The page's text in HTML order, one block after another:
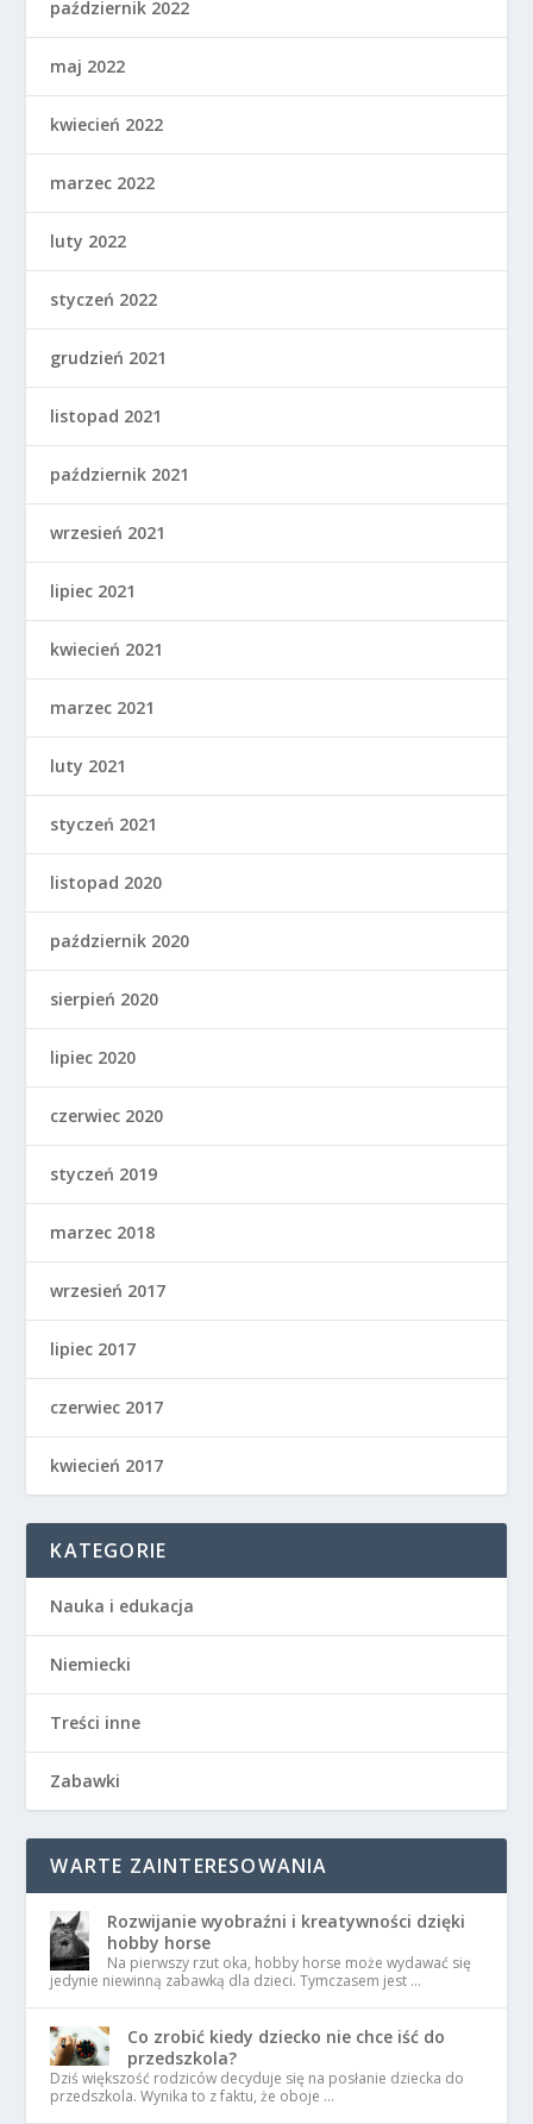
październik 2022
maj 2022
kwiecień 2022
marzec 2022
luty 2022
styczeń 2022
grudzień 2021
listopad 2021
październik 2021
wrzesień 2021
lipiec 2021
kwiecień 2021
marzec 2021
luty 2021
styczeń 2021
listopad 2020
październik 2020
sierpień 2020
lipiec 2020
czerwiec 2020
styczeń 2019
marzec 2018
wrzesień 2017
lipiec 2017
czerwiec 2017
kwiecień 2017
KATEGORIE
Nauka i edukacja
Niemiecki
Treści inne
Zabawki
WARTE ZAINTERESOWANIA
Rozwijanie wyobraźni i kreatywności dzięki
hobby horse
Na pierwszy rzut oka, hobby horse może wydawać się
jedynie niewinną zabawką dla dzieci. Tymczasem jest …
Co zrobić kiedy dziecko nie chce iść do
przedszkola?
Dziś większość rodziców decyduje się na posłanie dziecka do
przedszkola. Wynika to z faktu, że oboje …